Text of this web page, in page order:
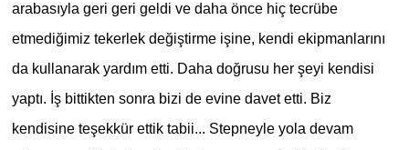
arabasıyla geri geri geldi ve daha önce hiç tecrübe
etmediğimiz tekerlek değiştirme işine, kendi ekipmanlarını
da kullanarak yardım etti. Daha doğrusu her şeyi kendisi
yaptı. İş bittikten sonra bizi de evine davet etti. Biz
kendisine teşekkür ettik tabii... Stepneyle yola devam